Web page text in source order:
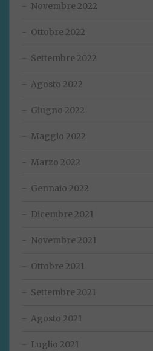
Novembre 2022
Ottobre 2022
Settembre 2022
Agosto 2022
Giugno 2022
Maggio 2022
Marzo 2022
Gennaio 2022
Dicembre 2021
Novembre 2021
Ottobre 2021
Settembre 2021
Agosto 2021
Luglio 2021